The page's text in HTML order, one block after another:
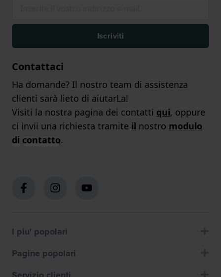
Iscriviti
Contattaci
Ha domande? Il nostro team di assistenza
clienti sarà lieto di aiutarLa!
Visiti la nostra pagina dei contatti qui, oppure
ci invii una richiesta tramite il nostro modulo
di contatto.
I piu' popolari
Pagine popolari